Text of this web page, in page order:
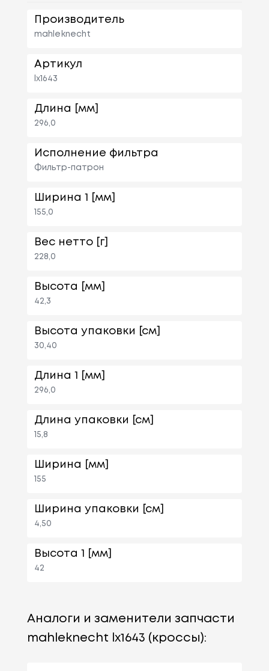
Производитель
mahleknecht
Артикул
lx1643
Длина [мм]
296,0
Исполнение фильтра
Фильтр-патрон
Ширина 1 [мм]
155,0
Вес нетто [г]
228,0
Высота [мм]
42,3
Высота упаковки [см]
30,40
Длина 1 [мм]
296,0
Длина упаковки [см]
15,8
Ширина [мм]
155
Ширина упаковки [см]
4,50
Высота 1 [мм]
42
Аналоги и заменители запчасти
mahleknecht lx1643 (кроссы):